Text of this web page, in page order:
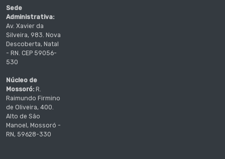
Sede
Administrativa:
Av. Xavier da
Silveira, 983. Nova
Descoberta, Natal
- RN. CEP 59056-
530
Núcleo de
Mossoró: R.
Raimundo Firmino
de Oliveira, 400.
Alto de São
Manoel, Mossoró -
RN, 59628-330